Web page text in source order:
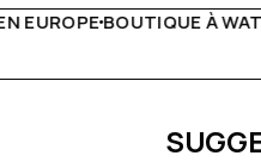
LIVRAISON